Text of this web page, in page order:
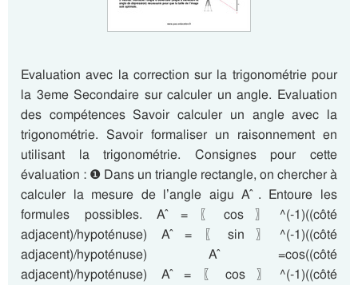
Evaluation avec la correction sur la trigonométrie pour
la 3eme Secondaire sur calculer un angle. Evaluation
des compétences Savoir calculer un angle avec la
trigonométrie. Savoir formaliser un raisonnement en
utilisant la trigonométrie. Consignes pour cette
évaluation : ❶ Dans un triangle rectangle, on chercher à
calculer la mesure de l’angle aigu A ̂. Entoure les
formules possibles. A ̂=〖cos〗^(-1)⁡((côté
adjacent)/hypoténuse) A ̂=〖sin〗^(-1)⁡((côté
adjacent)/hypoténuse) A ̂=cos⁡((côté
adjacent)/hypoténuse) A ̂=〖cos〗^(-1)⁡((côté